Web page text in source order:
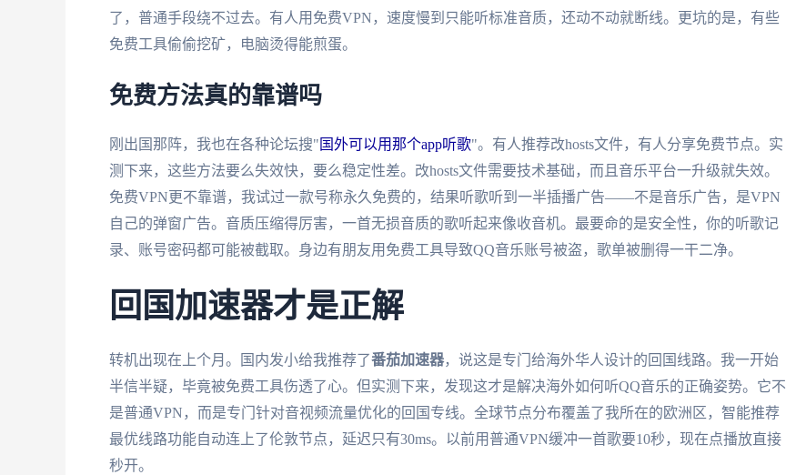
了，普通手段绕不过去。有人用免费VPN，速度慢到只能听标准音质，还动不动就断线。更坑的是，有些
免费工具偷偷挖矿，电脑烫得能煎蛋。
免费方法真的靠谱吗
刚出国那阵，我也在各种论坛搜" 国外可以用那个app听歌"。有人推荐改hosts文件，有人分享免费节点。实
测下来，这些方法要么失效快，要么稳定性差。改hosts文件需要技术基础，而且音乐平台一升级就失效。
免费VPN更不靠谱，我试过一款号称永久免费的，结果听歌听到一半插播广告——不是音乐广告，是VPN
自己的弹窗广告。音质压缩得厉害，一首无损音质的歌听起来像收音机。最要命的是安全性，你的听歌记
录、账号密码都可能被截取。身边有朋友用免费工具导致QQ音乐账号被盗，歌单被删得一干二净。
回国加速器才是正解
转机出现在上个月。国内发小给我推荐了番茄加速器，说这是专门给海外华人设计的回国线路。我一开始
半信半疑，毕竟被免费工具伤透了心。但实测下来，发现这才是解决海外如何听QQ音乐的正确姿势。它不
是普通VPN，而是专门针对音视频流量优化的回国专线。全球节点分布覆盖了我所在的欧洲区，智能推荐
最优线路功能自动连上了伦敦节点，延迟只有30ms。以前用普通VPN缓冲一首歌要10秒，现在点播放直接
秒开。